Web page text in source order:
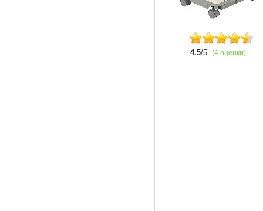
4.5/5 (4 оценки)